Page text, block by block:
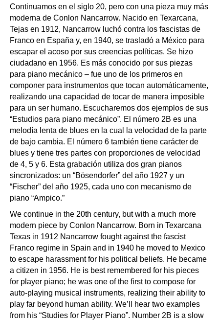
Continuamos en el siglo 20, pero con una pieza muy más
moderna de Conlon Nancarrow. Nacido en Texarcana,
Tejas en 1912, Nancarrow luchó contra los fascistas de
Franco en España y, en 1940, se trasladó a México para
escapar el acoso por sus creencias políticas. Se hizo
ciudadano en 1956. Es más conocido por sus piezas
para piano mecánico – fue uno de los primeros en
componer para instrumentos que tocan automáticamente,
realizando una capacidad de tocar de manera imposible
para un ser humano. Escucharemos dos ejemplos de sus
“Estudios para piano mecánico”. El número 2B es una
melodía lenta de blues en la cual la velocidad de la parte
de bajo cambia. El número 6 también tiene carácter de
blues y tiene tres partes con proporciones de velocidad
de 4, 5 y 6. Esta grabación utiliza dos gran pianos
sincronizados: un “Bösendorfer” del año 1927 y un
“Fischer” del año 1925, cada uno con mecanismo de
piano “Ampico.”
We continue in the 20th century, but with a much more
modern piece by Conlon Nancarrow. Born in Texarcana
Texas in 1912 Nancarrow fought against the fascist
Franco regime in Spain and in 1940 he moved to Mexico
to escape harassment for his political beliefs. He became
a citizen in 1956. He is best remembered for his pieces
for player piano; he was one of the first to compose for
auto-playing musical instruments, realizing their ability to
play far beyond human ability. We’ll hear two examples
from his “Studies for Player Piano”. Number 2B is a slow